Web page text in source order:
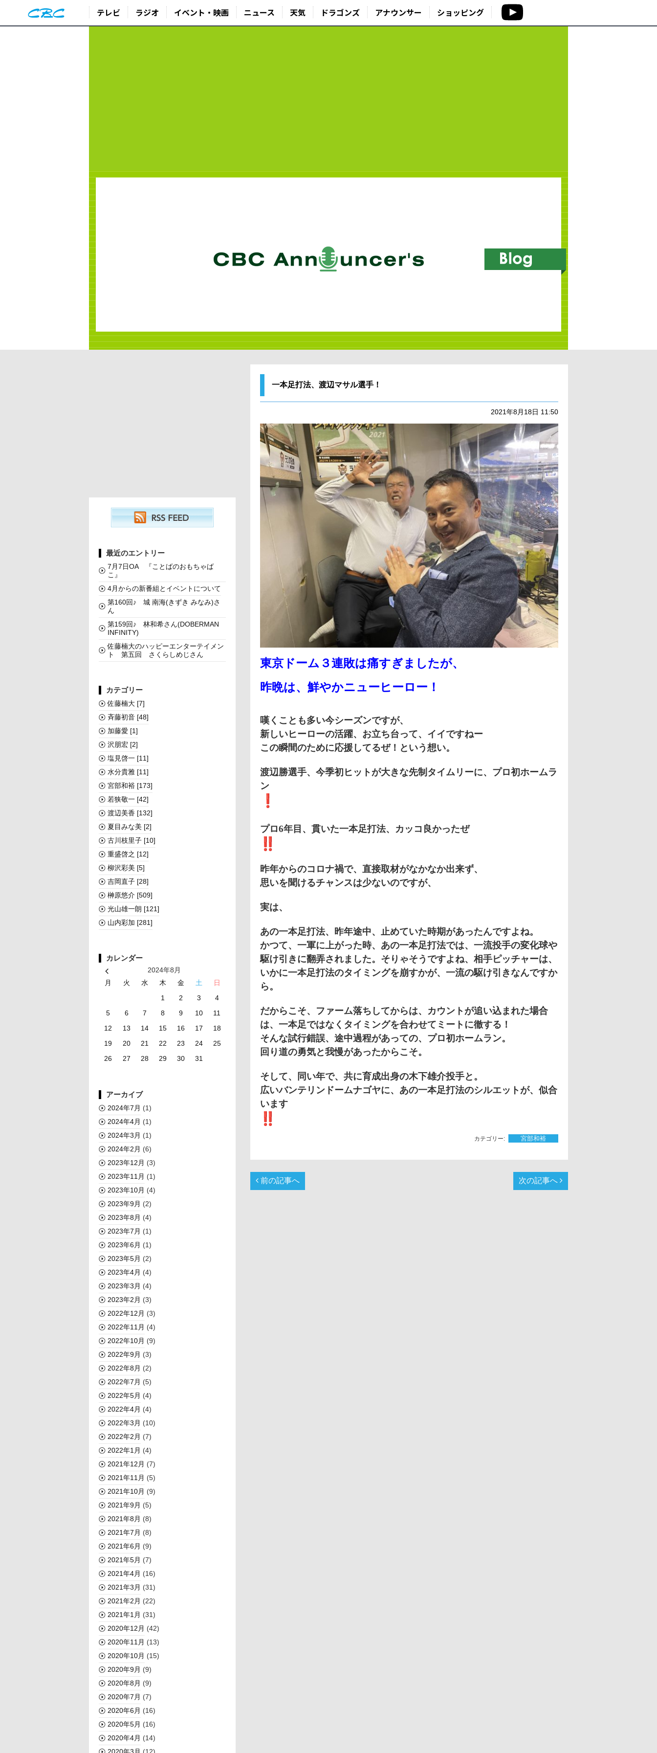
テレビ ラジオ イベント・映画 ニュース 天気 ドラゴンズ アナウンサー ショッピング
一本足打法、渡辺マサル選手！
2021年8月18日 11:50
東京ドーム３連敗は痛すぎましたが、
昨晩は、鮮やかニューヒーロー！
嘆くことも多い今シーズンですが、
新しいヒーローの活躍、お立ち台って、イイですねー
この瞬間のために応援してるぜ！という想い。
渡辺勝選手、今季初ヒットが大きな先制タイムリーに、 プロ初ホームラ
ン
プロ6年目、貫いた一本足打法、カッコ良かったぜ
昨年からのコロナ禍で、直接取材がなかなか出来ず、
思いを聞けるチャンスは少ないのですが、
実は、
あの一本足打法、昨年途中、
止めていた時期があったんですよね。
かつて、一軍に上がった時、あの一本足打法では、 一流投手の変化球や
駆け引きに翻弄されました。 そりゃそうですよね、相手ピッチャーは、
いかに一本足打法のタイミングを崩すかが、一流の駆け引きなんですか
ら。
だからこそ、ファーム落ちしてからは、カウントが追い込まれた場合
は、 一本足ではなくタイミングを合わせてミートに徹する！
そんな試行錯誤、途中過程があっての、プロ初ホームラン。
回り道の勇気と我慢があったからこそ。
そして、同い年で、共に育成出身の木下雄介投手と。
広いバンテリンドームナゴヤに、あの一本足打法のシルエットが、 似合
います
宮部和裕
前の記事へ 次の記事へ
最近のエントリー
7月7日OA 『ことばのおもちゃば
こ』
4月からの新番組とイベントについて
第160回♪ 城 南海(きずき みなみ)さ
ん
第159回♪ 林和希さん(DOBERMAN
INFINITY)
佐藤楠大のハッピーエンターテイメン
ト 第五回 さくらしめじさん
カテゴリー
佐藤楠大 [7]
斉藤初音 [48]
加藤愛 [1]
沢朋宏 [2]
塩見啓一 [11]
水分貴雅 [11]
宮部和裕 [173]
若狭敬一 [42]
渡辺美香 [132]
夏目みな美 [2]
古川枝里子 [10]
重盛啓之 [12]
柳沢彩美 [5]
吉岡直子 [28]
榊󠄀原悠介 [509]
光山雄一朗 [121]
山内彩加 [281]
カレンダー
2024年8月
月
火 水 木 金 土
日
1
2 3
4
5
6 7 8 9 10
11
12
13 14 15 16 17
18
19
20 21 22 23 24
25
26
27 28 29 30 31
アーカイブ
2024年7月 (1)
2024年4月 (1)
2024年3月 (1)
2024年2月 (6)
2023年12月 (3)
2023年11月 (1)
2023年10月 (4)
2023年9月 (2)
2023年8月 (4)
2023年7月 (1)
2023年6月 (1)
2023年5月 (2)
2023年4月 (4)
2023年3月 (4)
2023年2月 (3)
2022年12月 (3)
2022年11月 (4)
2022年10月 (9)
2022年9月 (3)
2022年8月 (2)
2022年7月 (5)
2022年5月 (4)
2022年4月 (4)
2022年3月 (10)
2022年2月 (7)
2022年1月 (4)
2021年12月 (7)
2021年11月 (5)
2021年10月 (9)
2021年9月 (5)
2021年8月 (8)
2021年7月 (8)
2021年6月 (9)
2021年5月 (7)
2021年4月 (16)
2021年3月 (31)
2021年2月 (22)
2021年1月 (31)
2020年12月 (42)
2020年11月 (13)
2020年10月 (15)
2020年9月 (9)
2020年8月 (9)
2020年7月 (7)
2020年6月 (16)
2020年5月 (16)
2020年4月 (14)